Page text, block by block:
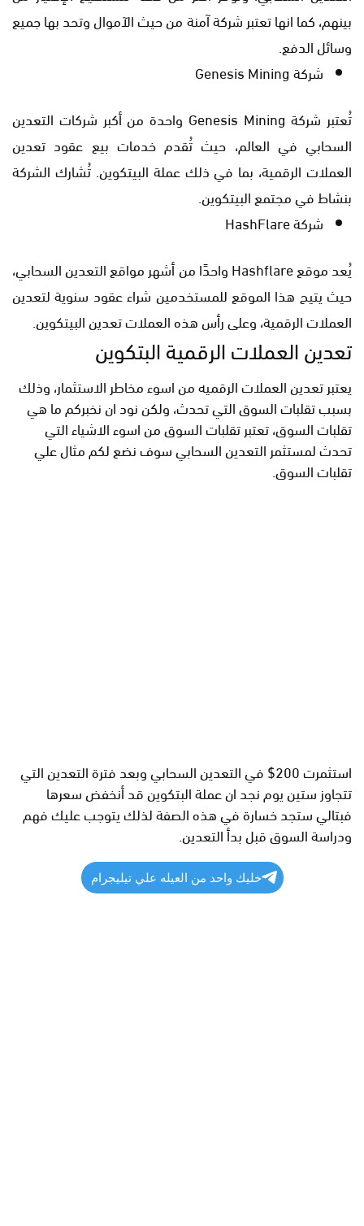
بينهم، كما انها تعتبر شركة آمنة من حيث الآموال وتحد بها جميع
وسائل الدفع.
شركة Genesis Mining
تُعتبر شركة Genesis Mining واحدة من أكبر شركات التعدين
السحابي في العالم، حيث تُقدم خدمات بيع عقود تعدين
العملات الرقمية، بما في ذلك عملة البيتكوين. تُشارك الشركة
بنشاط في مجتمع البيتكوين.
شركة HashFlare
يُعد موقع Hashflare واحدًا من أشهر مواقع التعدين السحابي،
حيث يتيح هذا الموقع للمستخدمين شراء عقود سنوية لتعدين
العملات الرقمية، وعلى رأس هذه العملات تعدين البيتكوين.
تعدين العملات الرقمية البتكوين
يعتبر تعدين العملات الرقميه من اسوء مخاطر الاستثمار، وذلك
بسبب تقلبات السوق التي تحدث، ولكن نود ان نخبركم ما هي
تقلبات السوق، تعتبر تقلبات السوق من اسوء الاشياء التي
تحدث لمستثمر التعدين السحابي سوف نضع لكم مثال علي
تقلبات السوق.
استثمرت 200$ في التعدين السحابي وبعد فترة التعدين التي
تتجاوز ستين يوم نجد ان عملة البتكوين قد أنخفض سعرها
فبتالي ستجد خسارة في هذه الصفة لذلك يتوجب عليك فهم
ودراسة السوق قبل بدأ التعدين.
خليك واحد من العيله علي تيليجرام